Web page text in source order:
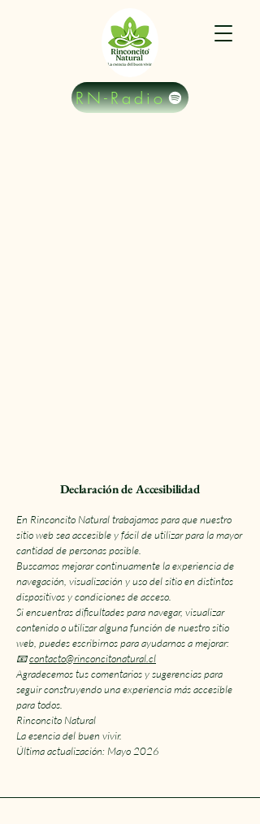
RN-Radio
Declaración de Accesibilidad
En Rinconcito Natural trabajamos para que nuestro
sitio web sea accesible y fácil de utilizar para la mayor
cantidad de personas posible.
Buscamos mejorar continuamente la experiencia de
navegación, visualización y uso del sitio en distintos
dispositivos y condiciones de acceso.
Si encuentras dificultades para navegar, visualizar
contenido o utilizar alguna función de nuestro sitio
web, puedes escribirnos para ayudarnos a mejorar:
📧contacto@rinconcitonatural.cl
Agradecemos tus comentarios y sugerencias para
seguir construyendo una experiencia más accesible
para todos.
Rinconcito Natural
La esencia del buen vivir.
Última actualización: Mayo 2026